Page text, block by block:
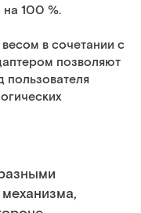
100 %.
в сочетании с
позволяют
пользователя